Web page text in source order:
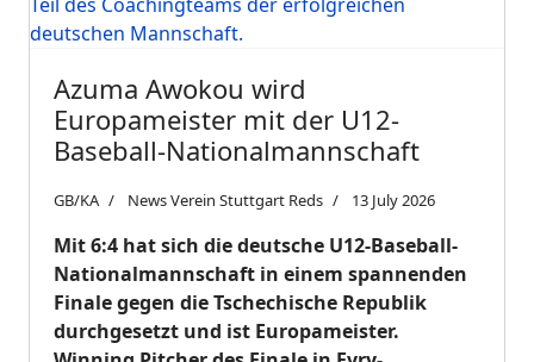
Azuma Awokou wird
Europameister mit der U12-
Baseball-Nationalmannschaft
GB/KA News Verein Stuttgart Reds 13 July 2026
Mit 6:4 hat sich die deutsche U12-Baseball-
Nationalmannschaft in einem spannenden
Finale gegen die Tschechische Republik
durchgesetzt und ist Europameister.